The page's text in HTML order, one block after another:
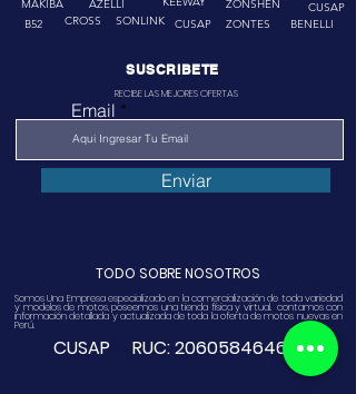
MAKIBA
AZELLI
B52
CROSS SONLINK CUSAP
ZONSHEN
ZONTES
CUSAP
BENELLI
SUSCRIBETE
RECIBE LAS MEJORES OFERTAS
Email
Enviar
TODO SOBRE NOSOTROS
Somos Una Empresa especializado en la comercialización de toda variedad
y modelos de motos, poseemos una tienda física y virtual. contamos con
información detallada y actualizada de toda la oferta de motos nuevas en
Perú.
CUSAP RUC:20605846468